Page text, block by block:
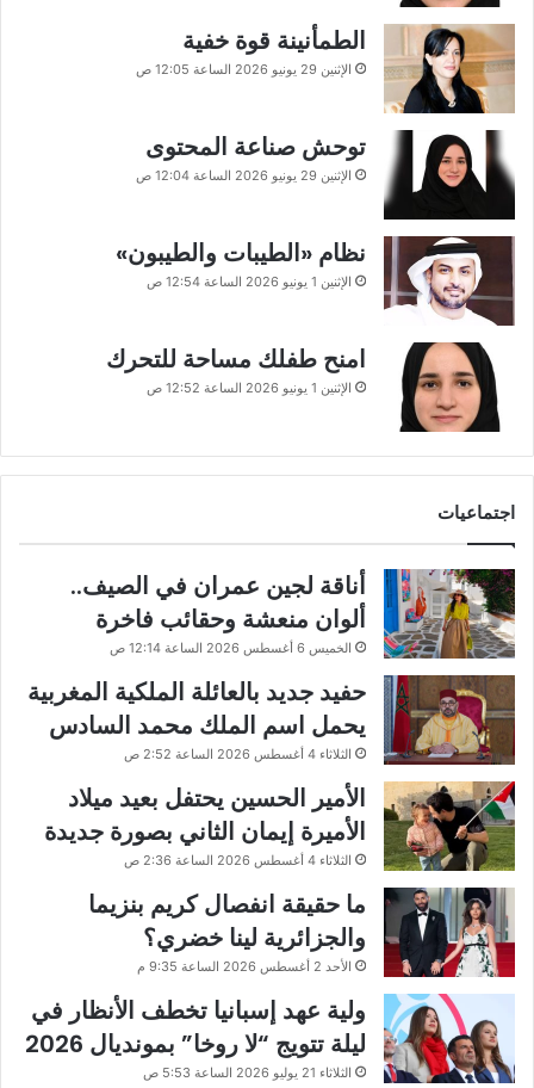
الطمأنينة قوة خفية
الإثنين 29 يونيو 2026 الساعة 12:05 ص
توحش صناعة المحتوى
الإثنين 29 يونيو 2026 الساعة 12:04 ص
نظام «الطيبات والطيبون»
الإثنين 1 يونيو 2026 الساعة 12:54 ص
امنح طفلك مساحة للتحرك
الإثنين 1 يونيو 2026 الساعة 12:52 ص
اجتماعيات
أناقة لجين عمران في الصيف..
ألوان منعشة وحقائب فاخرة
الخميس 6 أغسطس 2026 الساعة 12:14 ص
حفيد جديد بالعائلة الملكية المغربية
يحمل اسم الملك محمد السادس
الثلاثاء 4 أغسطس 2026 الساعة 2:52 ص
الأمير الحسين يحتفل بعيد ميلاد
الأميرة إيمان الثاني بصورة جديدة
الثلاثاء 4 أغسطس 2026 الساعة 2:36 ص
ما حقيقة انفصال كريم بنزيما
والجزائرية لينا خضري؟
الأحد 2 أغسطس 2026 الساعة 9:35 م
ولية عهد إسبانيا تخطف الأنظار في
ليلة تتويج “لا روخا” بمونديال 2026
الثلاثاء 21 يوليو 2026 الساعة 5:53 ص